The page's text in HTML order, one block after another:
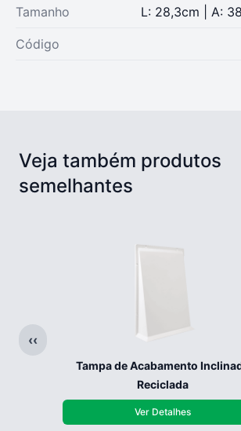
Tamanho L: 28,3cm | A:
Código
Veja também produtos
semelhantes
‹‹
Tampa de Acabamento
Reciclada
Ver Detalhes